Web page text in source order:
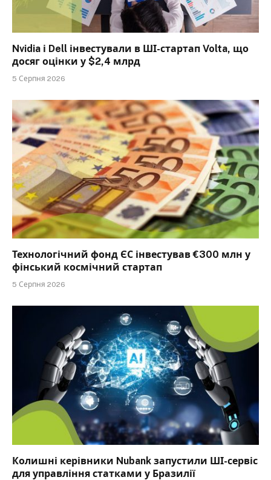
Nvidia і Dell інвестували в ШІ-стартап Volta, що
досяг оцінки у $2,4 млрд
5 Серпня 2026
Технологічний фонд ЄС інвестував €300 млн у
фінський космічний стартап
5 Серпня 2026
Колишні керівники Nubank запустили ШІ-сервіс
для управління статками у Бразилії